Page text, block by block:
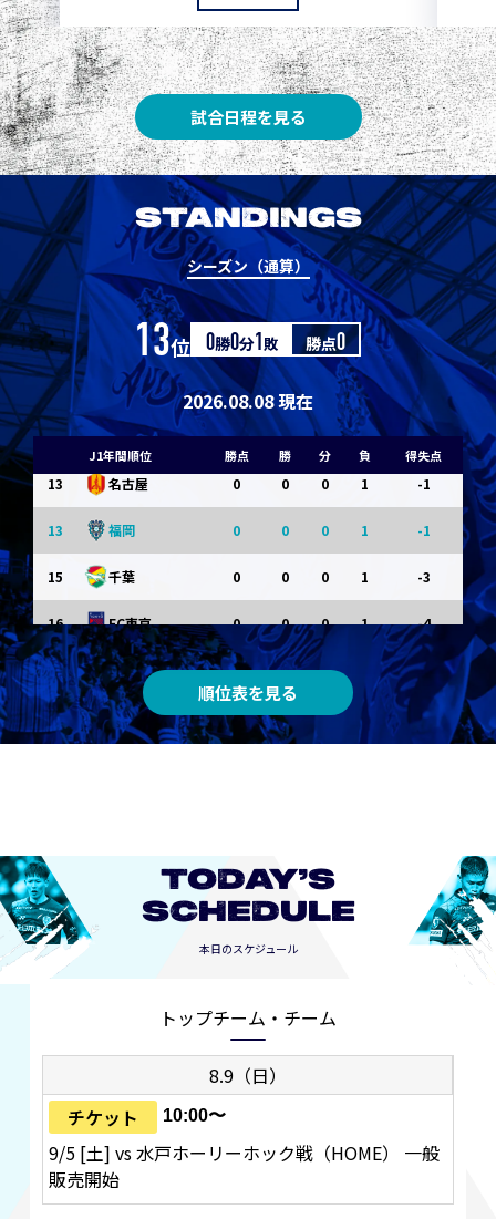
試合日程を見る
STANDINGS
シーズン（通算）
13位 0勝0分1敗 勝点0
2026.08.08 現在
J1年間順位 勝点 勝 分 負 得失点
3
3 Ｇ大阪 3 1 0 0 1
5 柏 3 1 0 1
5 Ｃ大阪 3 1 0 0 1
3 1 0 1
7 神戸 3 1 0 0 1
浦和 0 0 1 -1
9 横浜FM 0 0 1 -1
11 水戸 0 0 1 -1
11 岡山 0 0 0 1 -1
13 名古屋 0 0 0 1 -1
13 福岡 0 0 0 1 -1
15 千葉 0 0 0 1 -3
16 FC東京 0 0 0 1 -4
東京Ｖ 0 0 0 0
川崎Ｆ 0 0 0 0 0
順位表を見る
TODAY’S
SCHEDULE
本日のスケジュール
トップチーム・チーム
8.9（日）
チケット
10:00〜
9/5 [土] vs 水戸ホーリーホック戦（HOME） 一般
販売開始